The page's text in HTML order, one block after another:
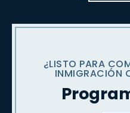
¿LISTO PARA
INMIGRACIÓN